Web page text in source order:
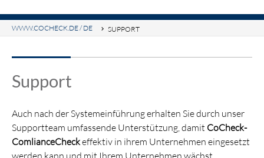
WWW.COCHECK.DE / DE SUPPORT
Support
Auch nach der Systemeinführung erhalten Sie durch unser
Supportteam umfassende Unterstützung, damit CoCheck-
ComlianceCheckeffektiv in ihrem Unternehmen eingesetzt
werden kann und mit Ihrem Unternehmen wächst.